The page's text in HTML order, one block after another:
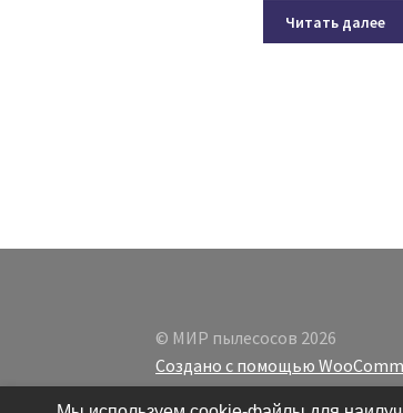
Читать далее
© МИР пылесосов 2026
Создано с помощью